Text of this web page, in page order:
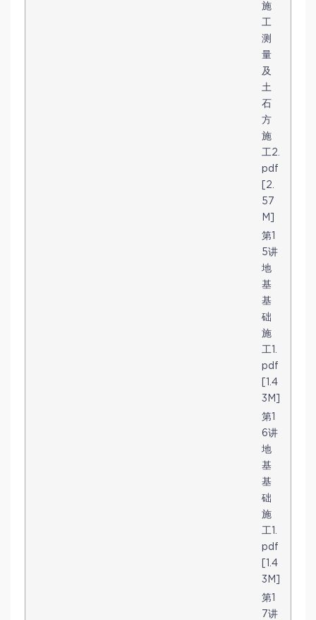
施
工
测
量
及
土
石
方
施
工2.
pdf
[2.
57
M]
第1
5讲
地
基
基
础
施
工1.
pdf
[1.4
3M]
第1
6讲
地
基
基
础
施
工1.
pdf
[1.4
3M]
第1
7讲